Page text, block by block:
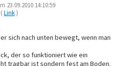
23.09.2010 14:10:59
(Link)
sich nach unten bewegt, wenn man
der so funktioniert wie ein
tragbar ist sondern fest am Boden.